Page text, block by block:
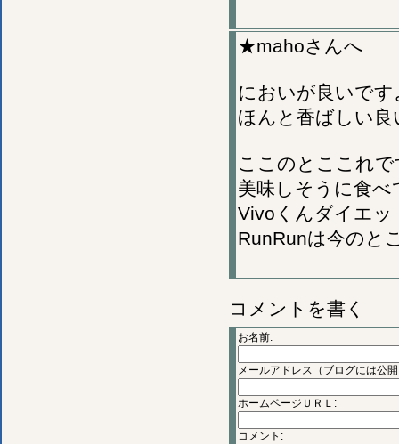
★mahoさんへ
においが良いです
ほんと香ばしい良
ここのとここれで
美味しそうに食べ
Vivoくんダイエッ
RunRunは今のと
コメントを書く
お名前:
メールアドレス（ブログには公
ホームページＵＲＬ:
コメント: